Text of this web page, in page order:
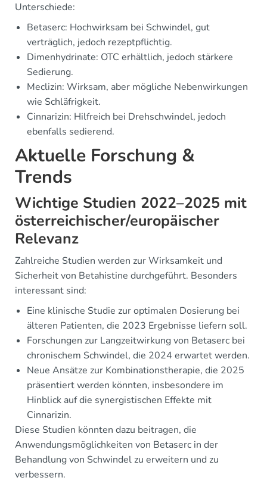
Unterschiede:
Betaserc: Hochwirksam bei Schwindel, gut
verträglich, jedoch rezeptpflichtig.
Dimenhydrinate: OTC erhältlich, jedoch stärkere
Sedierung.
Meclizin: Wirksam, aber mögliche Nebenwirkungen
wie Schläfrigkeit.
Cinnarizin: Hilfreich bei Drehschwindel, jedoch
ebenfalls sedierend.
Aktuelle Forschung &
Trends
Wichtige Studien 2022–2025 mit
österreichischer/europäischer
Relevanz
Zahlreiche Studien werden zur Wirksamkeit und
Sicherheit von Betahistine durchgeführt. Besonders
interessant sind:
Eine klinische Studie zur optimalen Dosierung bei
älteren Patienten, die 2023 Ergebnisse liefern soll.
Forschungen zur Langzeitwirkung von Betaserc bei
chronischem Schwindel, die 2024 erwartet werden.
Neue Ansätze zur Kombinationstherapie, die 2025
präsentiert werden könnten, insbesondere im
Hinblick auf die synergistischen Effekte mit
Cinnarizin.
Diese Studien könnten dazu beitragen, die
Anwendungsmöglichkeiten von Betaserc in der
Behandlung von Schwindel zu erweitern und zu
verbessern.